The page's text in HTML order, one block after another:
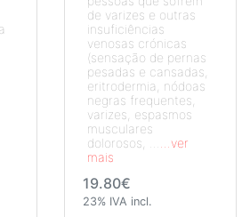
de varizes e outras
insuficiências
venosas crónicas
(sensação de pernas
pesadas e cansadas,
eritrodermia, nódoas
negras frequentes,
varizes, espasmos
musculares
dolorosos, ...
...ver
mais
19.80€
23% IVA incl.